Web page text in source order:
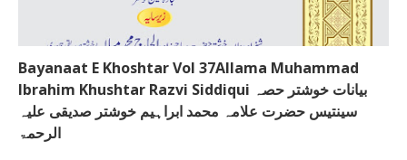
Bayanaat E Khoshtar Vol 37Allama Muhammad
Ibrahim Khushtar Razvi Siddiqui بیانات خوشتر حصہ
سینتیس حضرت علامہ محمد ابراہیم خوشتر صدیقی علیہ
الرحمۃ